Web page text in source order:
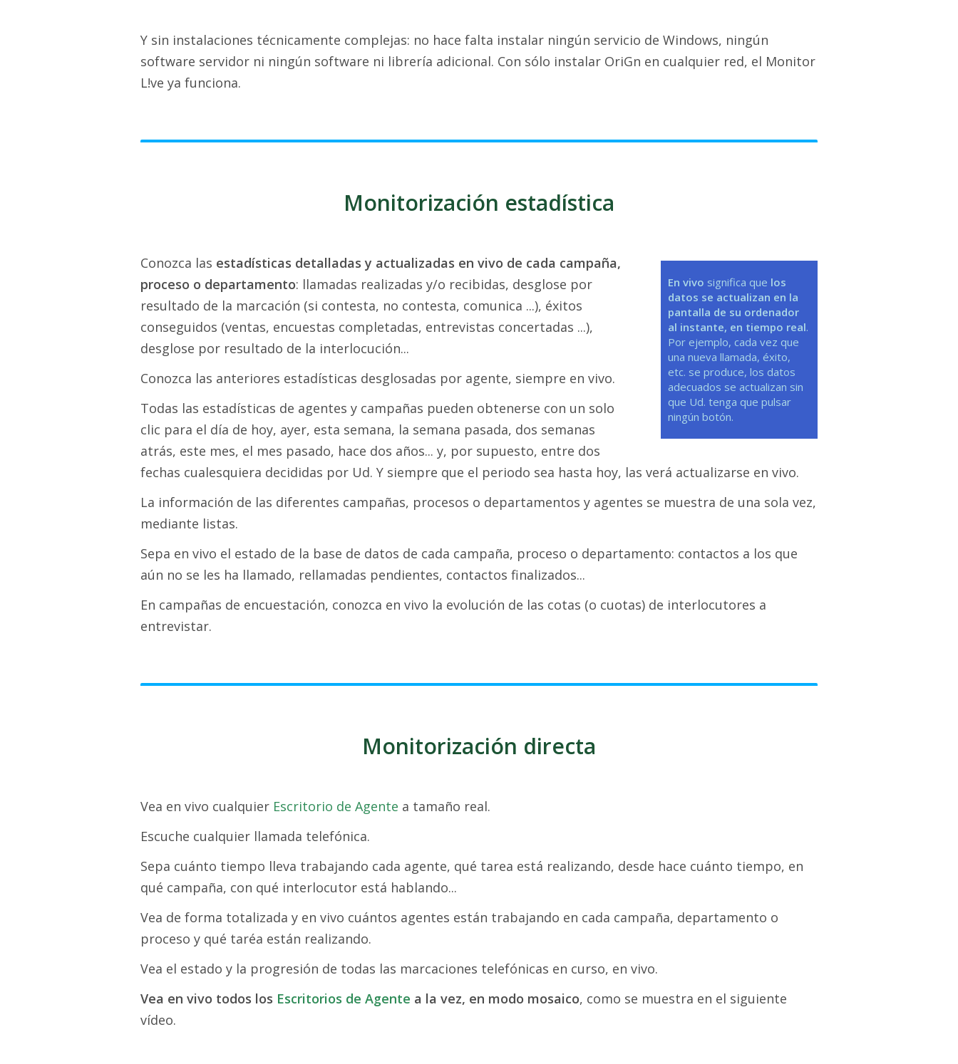
Y sin instalaciones técnicamente complejas: no hace falta instalar ningún servicio de Windows, ningún
software servidor ni ningún software ni librería adicional. Con sólo instalar OriGn en cualquier red, el Monitor
L!ve ya funciona.
Monitorización estadística
En vivo significa que los
datos se actualizan en la
pantalla de su ordenador
al instante, en tiempo real.
Por ejemplo, cada vez que
una nueva llamada, éxito,
etc. se produce, los datos
adecuados se actualizan sin
que Ud. tenga que pulsar
ningún botón.
Conozca las estadísticas detalladas y actualizadas en vivo de cada campaña,
proceso o departamento: llamadas realizadas y/o recibidas, desglose por
resultado de la marcación (si contesta, no contesta, comunica ...), éxitos
conseguidos (ventas, encuestas completadas, entrevistas concertadas ...),
desglose por resultado de la interlocución...
Conozca las anteriores estadísticas desglosadas por agente, siempre en vivo.
Todas las estadísticas de agentes y campañas pueden obtenerse con un solo
clic para el día de hoy, ayer, esta semana, la semana pasada, dos semanas
atrás, este mes, el mes pasado, hace dos años... y, por supuesto, entre dos
fechas cualesquiera decididas por Ud. Y siempre que el periodo sea hasta hoy, las verá actualizarse en vivo.
La información de las diferentes campañas, procesos o departamentos y agentes se muestra de una sola vez,
mediante listas.
Sepa en vivo el estado de la base de datos de cada campaña, proceso o departamento: contactos a los que
aún no se les ha llamado, rellamadas pendientes, contactos finalizados...
En campañas de encuestación, conozca en vivo la evolución de las cotas (o cuotas) de interlocutores a
entrevistar.
Monitorización directa
Vea en vivo cualquier Escritorio de Agente a tamaño real.
Escuche cualquier llamada telefónica.
Sepa cuánto tiempo lleva trabajando cada agente, qué tarea está realizando, desde hace cuánto tiempo, en
qué campaña, con qué interlocutor está hablando...
Vea de forma totalizada y en vivo cuántos agentes están trabajando en cada campaña, departamento o
proceso y qué taréa están realizando.
Vea el estado y la progresión de todas las marcaciones telefónicas en curso, en vivo.
Vea en vivo todos los Escritorios de Agente a la vez, en modo mosaico, como se muestra en el siguiente
vídeo.